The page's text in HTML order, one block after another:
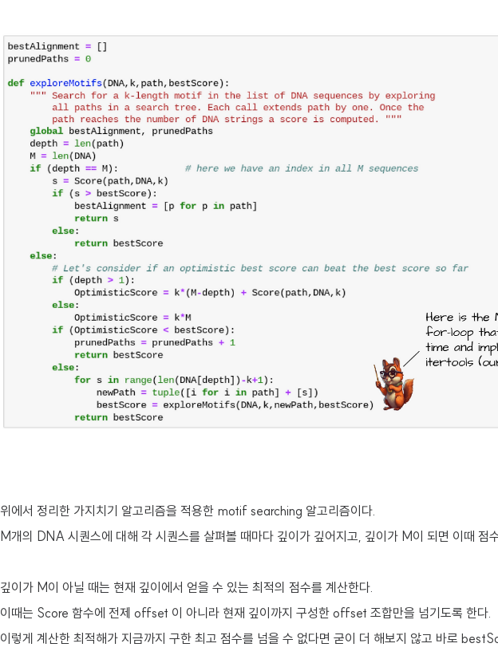
위에서 정리한 가지치기 알고리즘을 적용한 motif searching 알고리즘이다.
M개의 DNA 시퀀스에 대해 각 시퀀스를 살펴볼 때마다 깊이가 깊어지고, 깊이가 M이 되면 이때 점
깊이가 M이 아닐 때는 현재 깊이에서 얻을 수 있는 최적의 점수를 계산한다.
이때는 Score 함수에 전제 offset 이 아니라 현재 깊이까지 구성한 offset 조합만을 넘기도록 한다.
이렇게 계산한 최적해가 지금까지 구한 최고 점수를 넘을 수 없다면 굳이 더 해보지 않고 바로